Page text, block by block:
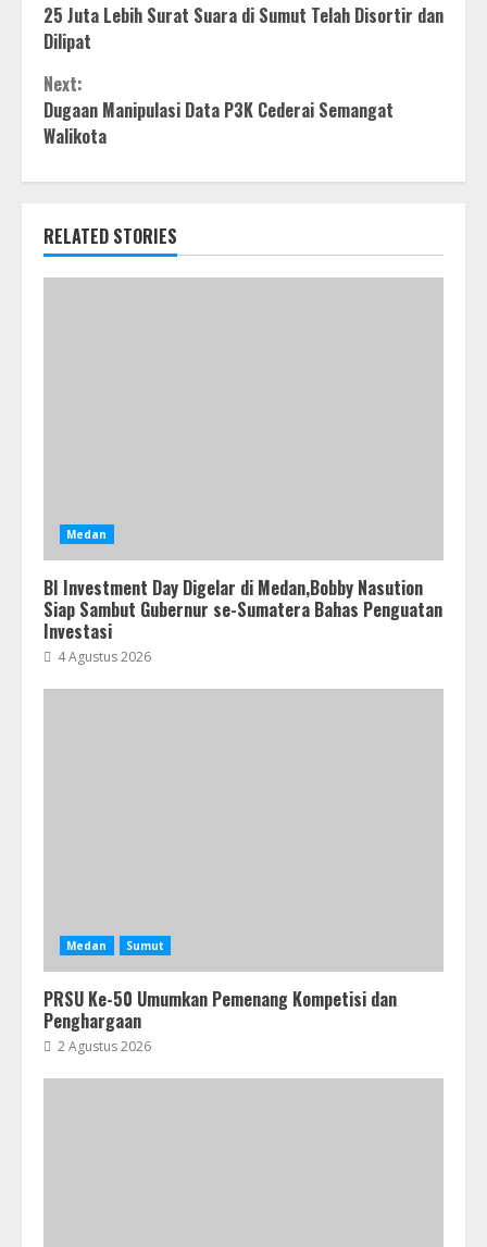
Reading
25 Juta Lebih Surat Suara di Sumut Telah Disortir dan
Dilipat
Next:
Dugaan Manipulasi Data P3K Cederai Semangat
Walikota
RELATED STORIES
Medan
BI Investment Day Digelar di Medan,Bobby Nasution
Siap Sambut Gubernur se-Sumatera Bahas Penguatan
Investasi
4 Agustus 2026
Medan Sumut
PRSU Ke-50 Umumkan Pemenang Kompetisi dan
Penghargaan
2 Agustus 2026